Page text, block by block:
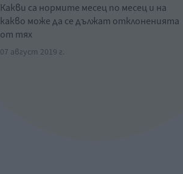
Какви са нормите месец по месец и на
какво може да се дължат отклоненията
от тях
07 август 2019 г.